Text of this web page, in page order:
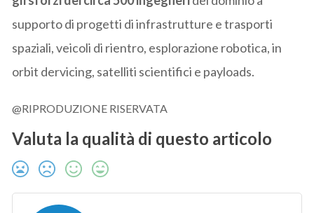
supporto di progetti di infrastrutture e trasporti
spaziali, veicoli di rientro, esplorazione robotica, in
orbit dervicing, satelliti scientifici e payloads.
@RIPRODUZIONE RISERVATA
Valuta la qualità di questo articolo